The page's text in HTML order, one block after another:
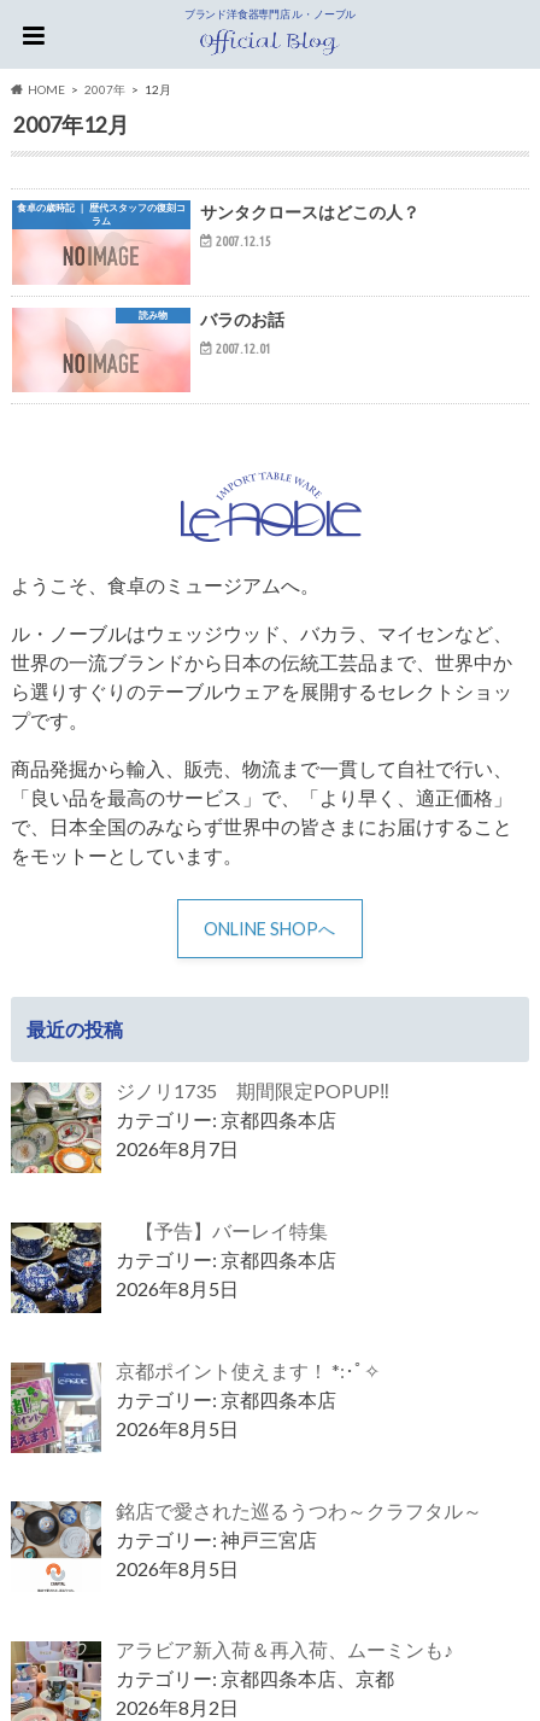
ブランド洋食器専門店 ル・ノーブル
HOME 2007年 12月
2007年12月
食卓の歳時記 ｜ 歴代スタッフの復刻コ
ラム
サンタクロースはどこの人？
2007.12.15
読み物 バラのお話
2007.12.01
ようこそ、食卓のミュージアムへ。
ル・ノーブルはウェッジウッド、バカラ、マイセンなど、
世界の一流ブランドから日本の伝統工芸品まで、世界中か
ら選りすぐりのテーブルウェアを展開するセレクトショッ
プです。
商品発掘から輸入、販売、物流まで一貫して自社で行い、
「良い品を最高のサービス」で、「より早く、適正価格」
で、日本全国のみならず世界中の皆さまにお届けすること
をモットーとしています。
ONLINE SHOPへ
最近の投稿
ジノリ1735 期間限定POPUP‼
カテゴリー: 京都四条本店
2026年8月7日
【予告】バーレイ特集
カテゴリー: 京都四条本店
2026年8月5日
京都ポイント使えます！ *:･ﾟ✧
カテゴリー: 京都四条本店
2026年8月5日
銘店で愛された巡るうつわ～クラフタル～
カテゴリー: 神戸三宮店
2026年8月5日
アラビア新入荷＆再入荷、ムーミンも♪
カテゴリー: 京都四条本店、京都
2026年8月2日